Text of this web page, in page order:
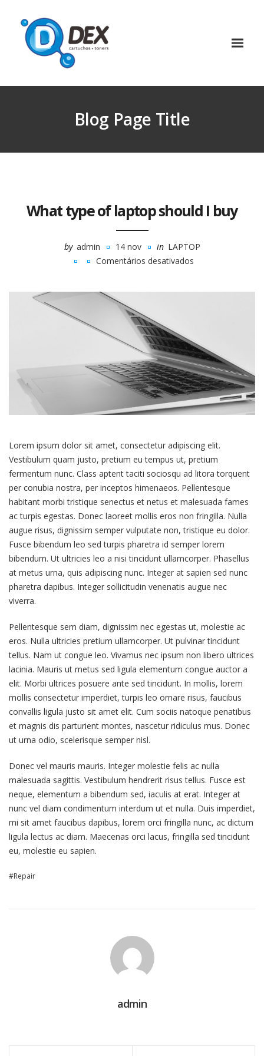
Blog Page Title
What type of laptop should I buy
by admin 14 nov in LAPTOP
Comentários desativados
should
I
buy
Lorem ipsum dolor sit amet, consectetur adipiscing elit.
Vestibulum quam justo, pretium eu tempus ut, pretium
fermentum nunc. Class aptent taciti sociosqu ad litora torquent
per conubia nostra, per inceptos himenaeos. Pellentesque
habitant morbi tristique senectus et netus et malesuada fames
ac turpis egestas. Donec laoreet mollis eros non fringilla. Nulla
augue risus, dignissim semper vulputate non, tristique eu dolor.
Fusce bibendum leo sed turpis pharetra id semper lorem
bibendum. Ut ultricies leo a nisi tincidunt ullamcorper. Phasellus
at metus urna, quis adipiscing nunc. Integer at sapien sed nunc
pharetra dapibus. Integer sollicitudin venenatis augue nec
viverra.
Pellentesque sem diam, dignissim nec egestas ut, molestie ac
eros. Nulla ultricies pretium ullamcorper. Ut pulvinar tincidunt
tellus. Nam ut congue leo. Vivamus nec ipsum non libero ultrices
lacinia. Mauris ut metus sed ligula elementum congue auctor a
elit. Morbi ultrices posuere ante sed tincidunt. In mollis, lorem
mollis consectetur imperdiet, turpis leo ornare risus, faucibus
convallis ligula justo sit amet elit. Cum sociis natoque penatibus
et magnis dis parturient montes, nascetur ridiculus mus. Donec
ut urna odio, scelerisque semper nisl.
Donec vel mauris mauris. Integer molestie felis ac nulla
malesuada sagittis. Vestibulum hendrerit risus tellus. Fusce est
neque, elementum a bibendum sed, iaculis at erat. Integer at
nunc vel diam condimentum interdum ut et nulla. Duis imperdiet,
mi sit amet faucibus dapibus, lorem orci fringilla nunc, ac dictum
ligula lectus ac diam. Maecenas orci lacus, fringilla sed tincidunt
eu, molestie eu sapien.
Repair
admin